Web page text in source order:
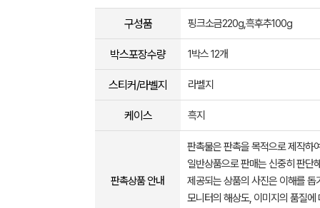
구성품 핑크소금220g,흑후추100g
박스포장수량 1박스 12개
스티커/라벨지 라벨지
케이스 흑지
판촉상품 안내
판촉물은 판촉을 목적으로 제작하
일반상품으로 판매는 신중히 판단
제공되는 상품의 사진은 이해를
모니터의 해상도, 이미지의 품질